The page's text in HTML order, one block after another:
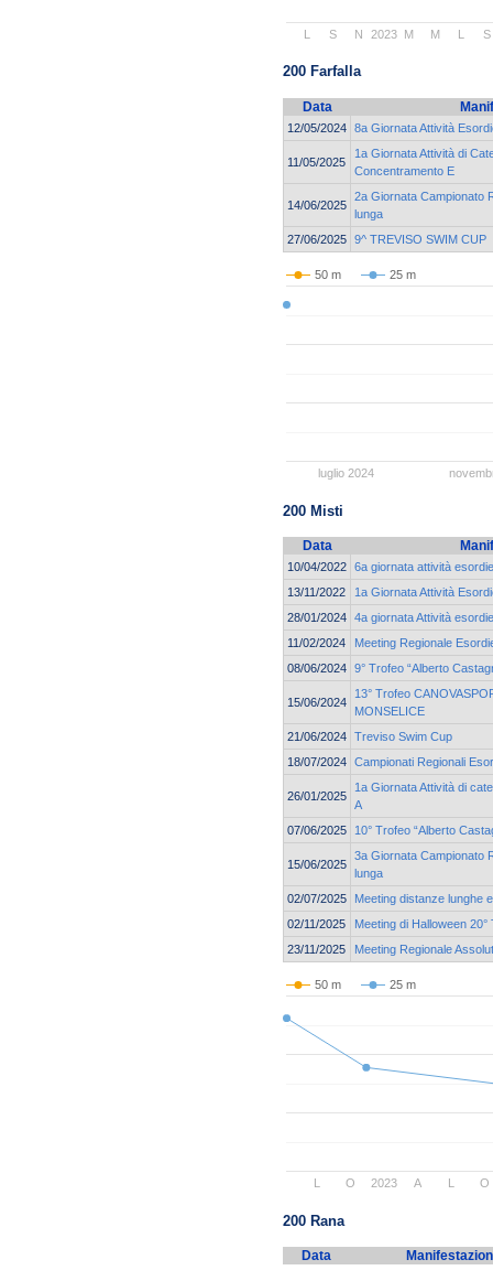
2023
L S N M M L S
200 Farfalla
Data
12/05/2024 8a Giornata Attività
11/05/2025
1a Giornata Attività di
Concentramento E
14/06/2025
2a Giornata Campionato
lunga
27/06/2025 9^ TREVISO SWIM CUP
50 m 25 m
luglio 2024
200 Misti
Data
10/04/2022 6a giornata attività
13/11/2022
1a Giornata Attività
28/01/2024 4a giornata Attività
11/02/2024
Meeting Regionale
08/06/2024 9° Trofeo “Alberto
15/06/2024
13° Trofeo
MONSELICE
21/06/2024 Treviso Swim Cup
18/07/2024 Campionati Regionali
26/01/2025
1a Giornata Attività di
A
07/06/2025
10° Trofeo “Alberto
15/06/2025
3a Giornata Campionato
lunga
02/07/2025
Meeting distanze lunghe
02/11/2025
Meeting di Halloween
23/11/2025
Meeting Regionale
50 m 25 m
2023
L O A L O
200 Rana
Data